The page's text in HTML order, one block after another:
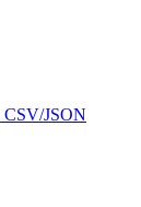
CSV/JSON